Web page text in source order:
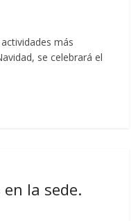
más
se celebrará el
la sede.